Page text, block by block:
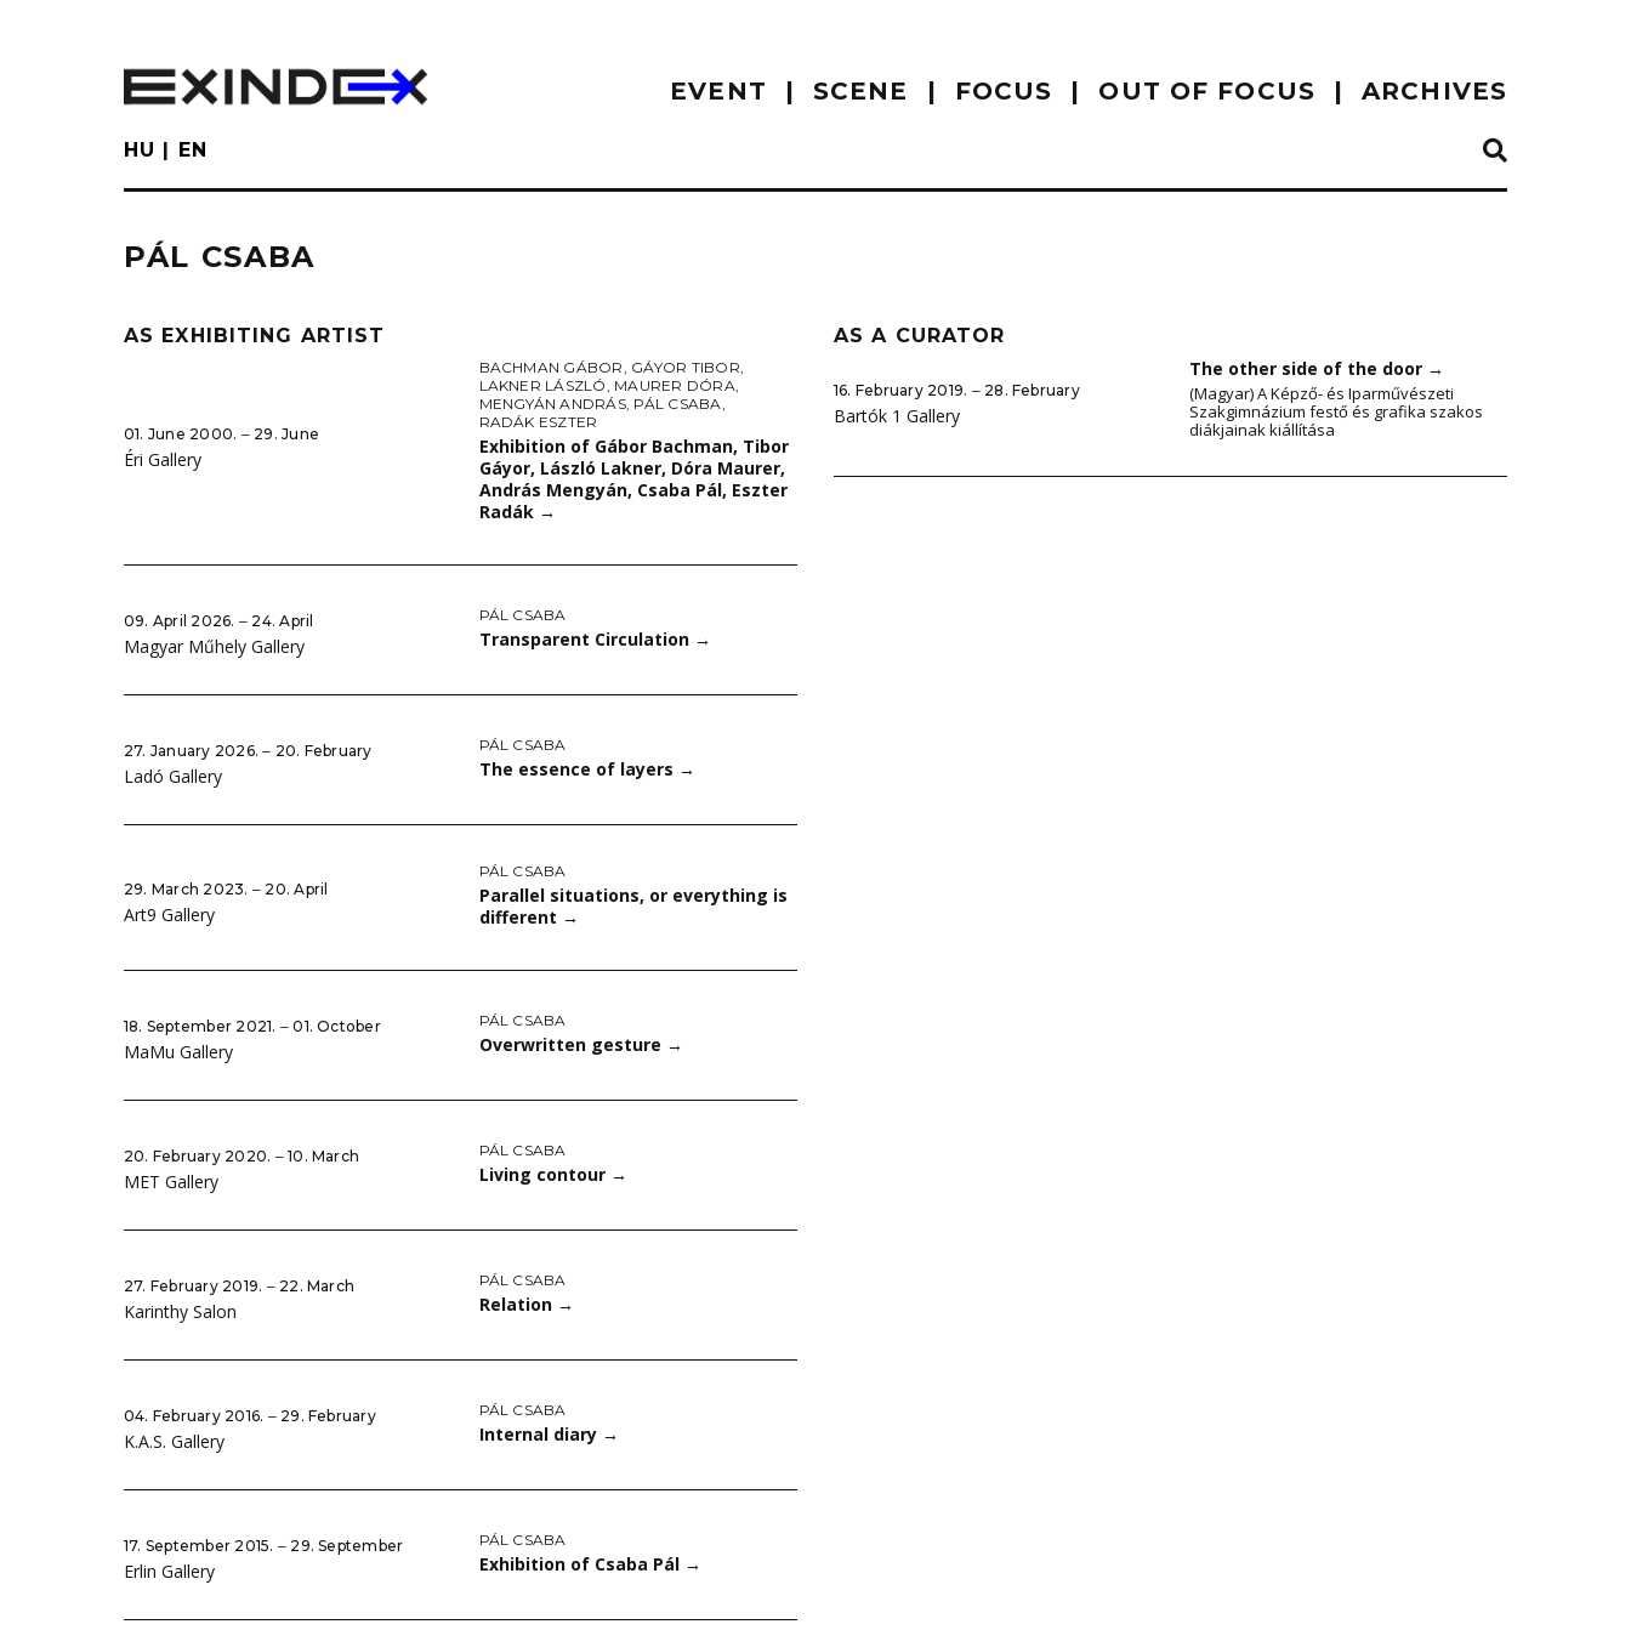
EVENT SCENE FOCUS OUT OF FOCUS ARCHIVES
HU EN
PÁL CSABA
AS EXHIBITING ARTIST
01. June 2000. ‒ 29. June
Éri Gallery
BACHMAN GÁBOR, GÁYOR TIBOR,
LAKNER LÁSZLÓ, MAURER DÓRA,
MENGYÁN ANDRÁS, PÁL CSABA,
RADÁK ESZTER
Exhibition of Gábor Bachman, Tibor
Gáyor, László Lakner, Dóra Maurer,
András Mengyán, Csaba Pál, Eszter
Radák →
09. April 2026. ‒ 24. April
Magyar Műhely Gallery
PÁL CSABA
Transparent Circulation →
27. January 2026. ‒ 20. February
Ladó Gallery
PÁL CSABA
The essence of layers →
29. March 2023. ‒ 20. April
Art9 Gallery
PÁL CSABA
Parallel situations, or everything is
different →
18. September 2021. ‒ 01. October
MaMu Gallery
PÁL CSABA
Overwritten gesture →
20. February 2020. ‒ 10. March
MET Gallery
PÁL CSABA
Living contour →
27. February 2019. ‒ 22. March
Karinthy Salon
PÁL CSABA
Relation →
04. February 2016. ‒ 29. February
K.A.S. Gallery
PÁL CSABA
Internal diary →
17. September 2015. ‒ 29. September
Erlin Gallery
PÁL CSABA
Exhibition of Csaba Pál →
AS A CURATOR
16. February 2019. ‒ 28. February
Bartók 1 Gallery
The other side of the door →
(Magyar) A Képző- és Iparművészeti
Szakgimnázium festő és grafika szakos
diákjainak kiállítása